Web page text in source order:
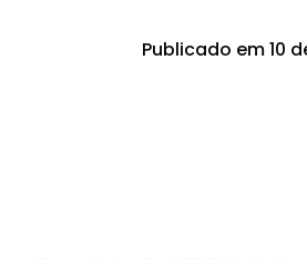
Publicado em 10